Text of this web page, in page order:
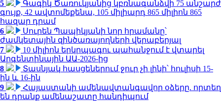
5
Գագիկ Ծառուկյանից կբռնագանձվի 75 անշարժ
գույք, 42 ավտոմեքենա, 105 միլիարդ 865 միլիոն 865
հազար դրամ
6
Սուրեն Պապիկյանի նոր հրամանը՝
ժամկետային զինծառայողների վերաբերյալ
7
10 միլիոն երկրպագու պահանջում է վտարել
Արգենտինային ԱԱ-2026-ից
8
Տասնյակ հասցեներում ջուր չի լինի՝ հուլիսի 15-
ին և 16-ին
9
Հայաստանի ամենավտանգավոր օձերը. որտեղ
են դրանք ամենաշատը հանդիպում